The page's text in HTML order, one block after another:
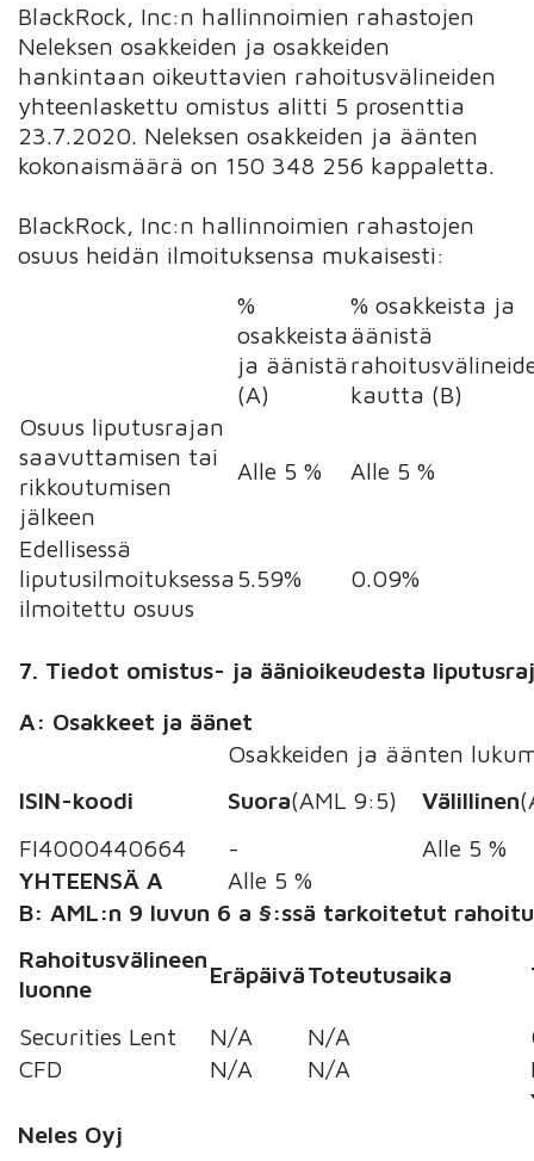
BlackRock, Inc:n hallinnoimien rahastojen
Neleksen osakkeiden ja osakkeiden
hankintaan oikeuttavien rahoitusvälineiden
yhteenlaskettu omistus alitti 5 prosenttia
23.7.2020. Neleksen osakkeiden ja äänten
kokonaismäärä on 150 348 256 kappaletta.
BlackRock, Inc:n hallinnoimien rahastojen
osuus heidän ilmoituksensa mukaisesti:
%
osakkeista
ja äänistä
(A)
% osakkeista ja
äänistä
kautta (B)
Osuus liputusrajan
saavuttamisen tai
rikkoutumisen
jälkeen
Alle 5 % Alle 5 %
Edellisessä
liputusilmoituksessa
ilmoitettu osuus
5.59% 0.09%
7. Tiedot omistus- ja äänioikeudesta
A: Osakkeet ja äänet
Osakkeiden ja äänten
ISIN-koodi
Suora(AML 9:5) Välillinen
FI4000440664
-
Alle 5 %
YHTEENSÄ A
Alle 5 %
B: AML:n 9 luvun 6 a §:ssä tarkoitetut
Rahoitusvälineen
luonne
EräpäiväToteutusaika
Securities Lent N/A N/A
CFD
N/A N/A
Neles Oyj